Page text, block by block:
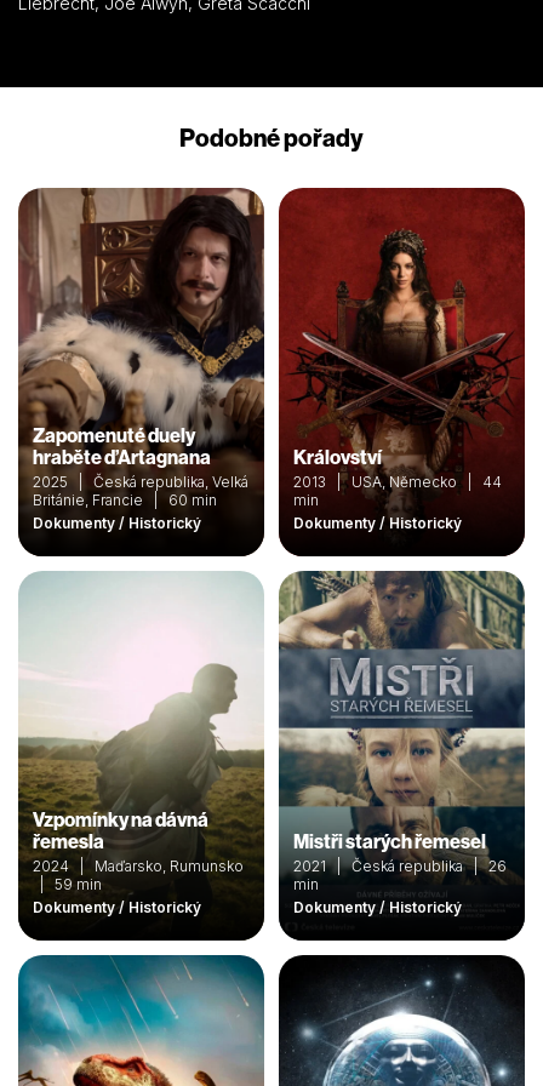
Díky Peterovi však nakonec letadlo odletí a Eichmann je před
Podobné pořady
Zapomenuté duely
hraběte d’Artagnana
2025 | Česká republika, Velká
Británie, Francie | 60 min
Dokumenty / Historický
Království
2013 | USA, Německo | 44
min
Dokumenty / Historický
Vzpomínky na dávná
řemesla
2024 | Maďarsko, Rumunsko
| 59 min
Dokumenty / Historický
Mistři starých řemesel
2021 | Česká republika | 26
min
Dokumenty / Historický